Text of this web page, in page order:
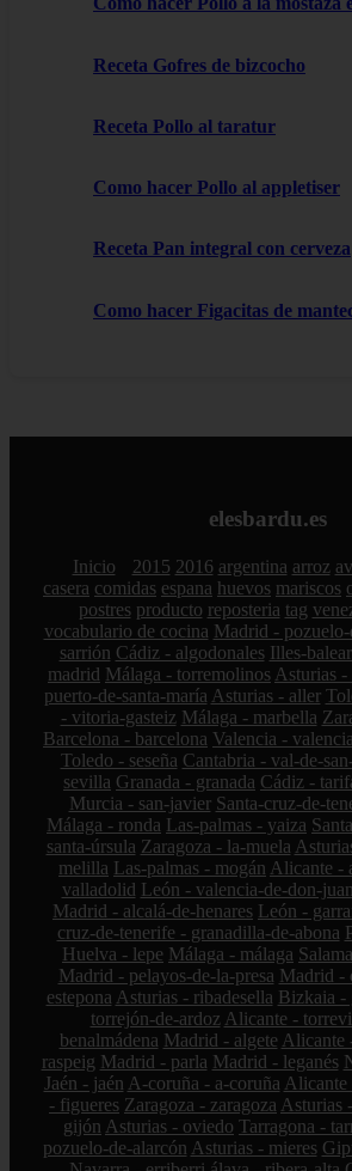
Receta Gofres de bizcocho
Receta Pollo al taratur
Como hacer Pollo al appletiser
Receta Pan integral con cerveza
Como hacer Figacitas de
elesbardu.es
Inicio 2015 2016 argentina arroz
casera comidas espana huevos mariscos
postres producto reposteria tag
vocabulario de cocina Madrid - pozuelo-
sarrión Cádiz - algodonales Illes-
madrid Málaga - torremolinos Asturias
puerto-de-santa-maría Asturias - aller
- vitoria-gasteiz Málaga - marbella
Barcelona - barcelona Valencia - valencia
Toledo - seseña Cantabria - val-de-
sevilla Granada - granada Cádiz -
Murcia - san-javier Santa-cruz-de-
Málaga - ronda Las-palmas - yaiza
santa-úrsula Zaragoza - la-muela
melilla Las-palmas - mogán Alicante -
valladolid León - valencia-de-don-juan
Madrid - alcalá-de-henares León -
cruz-de-tenerife - granadilla-de-abona
Huelva - lepe Málaga - málaga
Madrid - pelayos-de-la-presa Madrid -
estepona Asturias - ribadesella Bizkaia -
torrejón-de-ardoz Alicante -
benalmádena Madrid - algete Alicante
raspeig Madrid - parla Madrid - leganés
Jaén - jaén A-coruña - a-coruña Alicante
- figueres Zaragoza - zaragoza Asturias
gijón Asturias - oviedo Tarragona -
pozuelo-de-alarcón Asturias - mieres